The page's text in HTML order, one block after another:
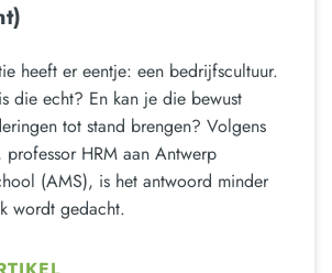
heeft er eentje: een bedrijfscultuur.
die echt? En kan je die bewust
tot stand brengen? Volgens
professor HRM aan Antwerp
(AMS), is het antwoord minder
wordt gedacht.